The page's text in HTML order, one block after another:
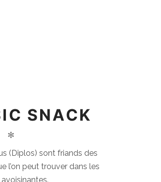
SNACK
✻
(Diplos) sont friands des
l’on peut trouver dans les